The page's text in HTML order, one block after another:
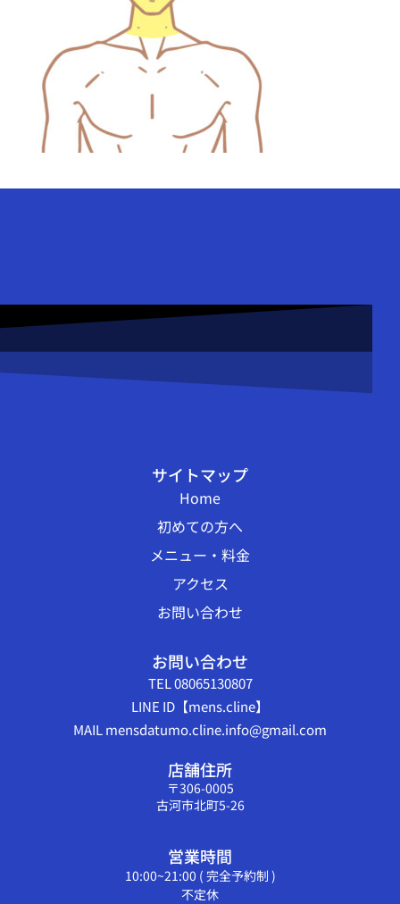
サイトマップ
Home
初めての方へ
メニュー・料金
アクセス
お問い合わせ
お問い合わせ
TEL 08065130807
LINE ID【mens.cline】
MAIL mensdatumo.cline.info@gmail.com
店舗住所
〒306-0005
古河市北町5-26
営業時間
10:00~21:00 ( 完全予約制 )
不定休